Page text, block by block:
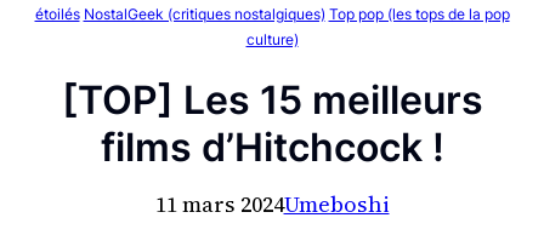
étoilés NostalGeek (critiques nostalgiques) Top pop (les tops de la pop
culture)
[TOP] Les 15 meilleurs
films d’Hitchcock !
11 mars 2024Umeboshi